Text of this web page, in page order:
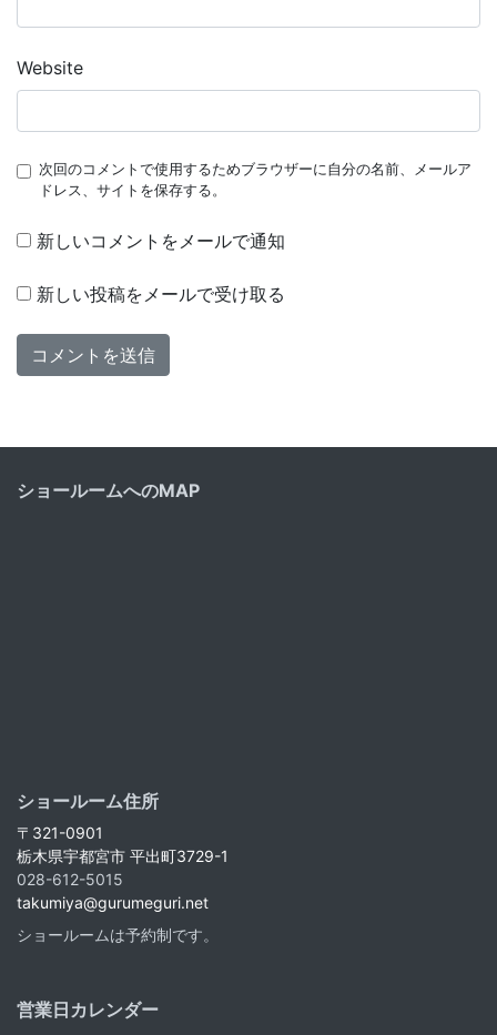
Website
次回のコメントで使用するためブラウザーに自分の名前、メールア
ドレス、サイトを保存する。
新しいコメントをメールで通知
新しい投稿をメールで受け取る
ショールームへのMAP
ショールーム住所
〒321-0901
栃木県宇都宮市 平出町3729-1
028-612-5015
takumiya@gurumeguri.net
ショールームは予約制です。
営業日カレンダー